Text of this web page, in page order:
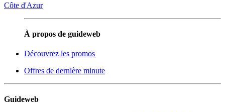
Côte d'Azur
À propos de guideweb
Découvrez les promos
Offres de dernière minute
Guideweb